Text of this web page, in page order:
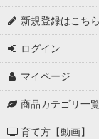
新規登録はこちら
ログイン
マイページ
商品カテゴリ一
育て方【動画】